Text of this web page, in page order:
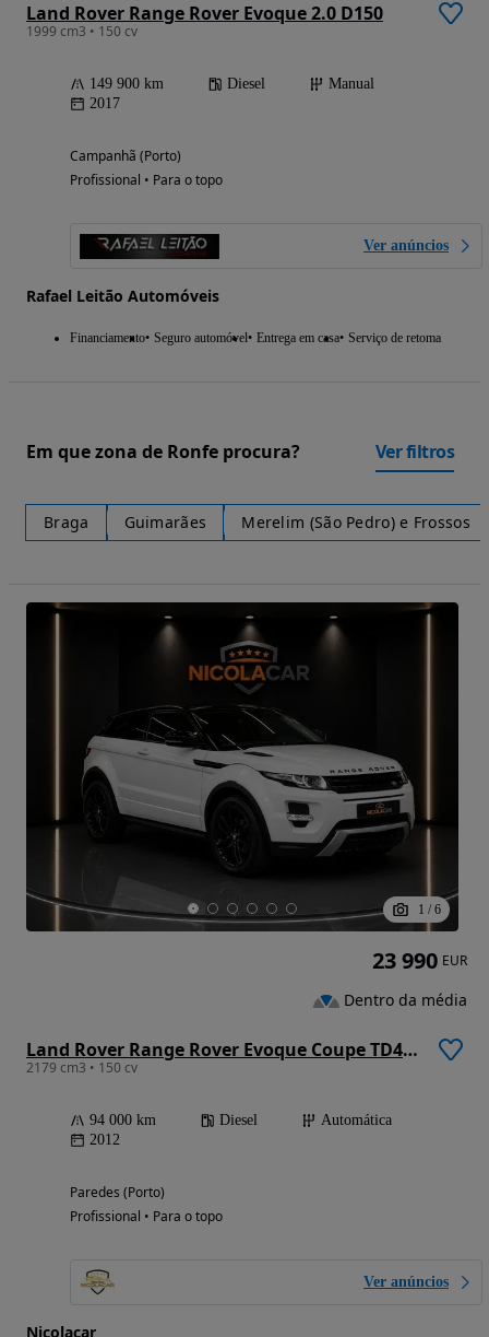
Land Rover Range Rover Evoque 2.0 D150
1999 cm3 • 150 cv
149 900 km Diesel
Manual
2017
Campanhã (Porto)
Profissional • Para o topo
Ver anúncios
Rafael Leitão Automóveis
Financiamento Seguro automóvel Entrega em casa Serviço de retoma
Em que zona de Ronfe procura? Ver filtros
Braga Guimarães Merelim (São Pedro) e Frossos
1 / 6
Land Rover Range Rover Evoque Coupe TD4 Aut. Dynamic
2179 cm3 • 150 cv
94 000 km Diesel
Automática
2012
Paredes (Porto)
Profissional • Para o topo
Ver anúncios
Nicolacar
23 990 EUR
Dentro da média